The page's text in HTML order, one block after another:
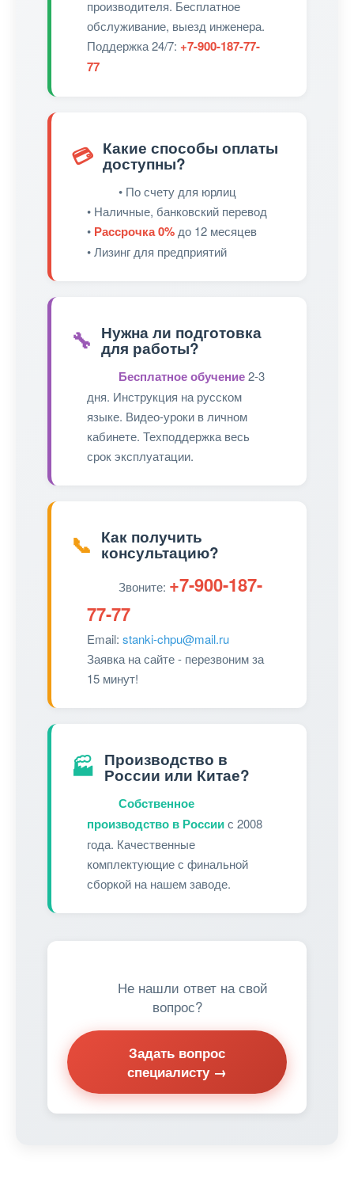
производителя. Бесплатное
обслуживание, выезд инженера.
Поддержка 24/7: +7-900-187-77-
77
💳 Какие способы оплаты
доступны?
• По счету для юрлиц
• Наличные, банковский перевод
• Рассрочка 0%до 12 месяцев
• Лизинг для предприятий
🔧 Нужна ли подготовка
для работы?
Бесплатное обучение2-3
дня. Инструкция на русском
языке. Видео-уроки в личном
кабинете. Техподдержка весь
срок эксплуатации.
📞 Как получить
консультацию?
Звоните: +7-900-187-
77-77
Email: stanki-chpu@mail.ru
Заявка на сайте - перезвоним за
15 минут!
🏭 Производство в
России или Китае?
Собственное
производство в Россиис 2008
года. Качественные
комплектующие с финальной
сборкой на нашем заводе.
Не нашли ответ на свой
вопрос?
Задать вопрос
специалисту →